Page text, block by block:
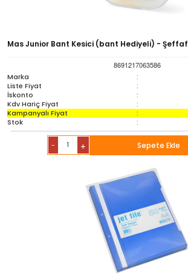
Mas Junior Bant Kesici (bant Hediyeli) - Şeffaf
8691217063586
Marka
:
Liste Fiyat :
İskonto :
Kdv Hariç Fiyat :
Kampanyalı Fiyat :
Stok :
- + Sepete Ekle